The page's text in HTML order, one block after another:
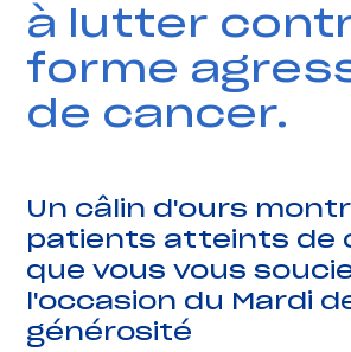
à lutter
forme
de cancer.
Un câlin d'ours
patients atteints de
que vous vous
l'occasion du Mardi
générosité